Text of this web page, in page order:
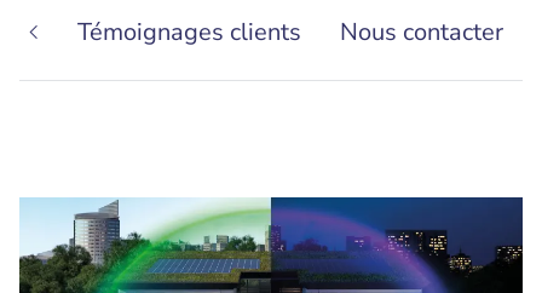
Témoignages clients Nous contacter